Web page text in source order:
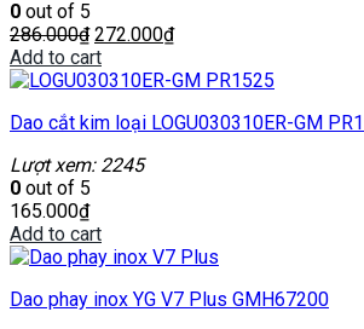
0 out of 5
286.000₫ 272.000₫
Add to cart
Dao cắt kim loại LOGU030310ER-GM
Lượt xem: 2245
0 out of 5
165.000₫
Add to cart
Dao phay inox YG V7 Plus GMH67200